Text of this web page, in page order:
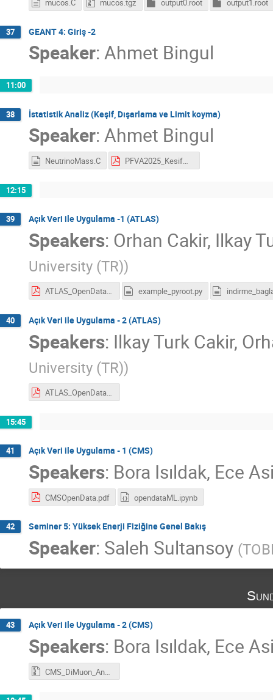
mucos.C mucos.tgz output0.root output1.root
37 GEANT 4: Giriş -2
Speaker:Ahmet Bingul
11:00
38 İstatistik Analiz (Keşif, Dışarlama ve Limit koyma)
Speaker:Ahmet Bingul
NeutrinoMass.C PFVA2025_KesifDisarlama.pdf
12:15
39 Açık Veri ile Uygulama -1 (ATLAS)
Speakers: Orhan Cakir, Ilkay
University (TR))
ATLAS_OpenData_1.pdf example_pyroot.py
40 Açık Veri ile Uygulama - 2 (ATLAS)
Speakers: Ilkay Turk Cakir,
University (TR))
ATLAS_OpenData_1.pdf
15:45
41 Açık Veri ile Uygulama - 1 (CMS)
Speakers: Bora Isıldak, Ece
CMSOpenData.pdf opendataML.ipynb
42 Seminer 5: Yüksek Enerji Fiziğine Genel Bakış
Speaker: Saleh Sultansoy (
43 Açık Veri ile Uygulama - 2 (CMS)
Speakers: Bora Isıldak, Ece